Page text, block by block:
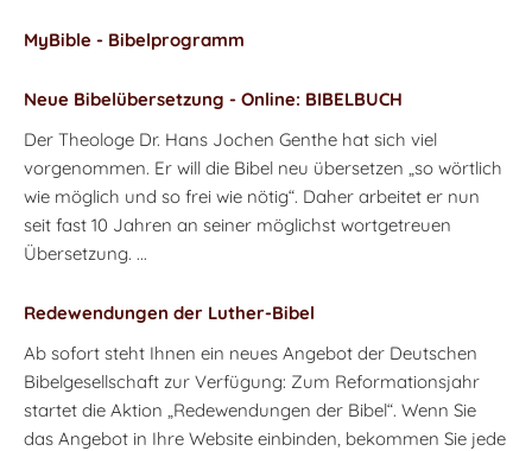
MyBible - Bibelprogramm
Neue Bibelübersetzung - Online: BIBELBUCH
Der Theologe Dr. Hans Jochen Genthe hat sich viel
vorgenommen. Er will die Bibel neu übersetzen „so wörtlich
wie möglich und so frei wie nötig“. Daher arbeitet er nun
seit fast 10 Jahren an seiner möglichst wortgetreuen
Übersetzung. ...
Redewendungen der Luther-Bibel
Ab sofort steht Ihnen ein neues Angebot der Deutschen
Bibelgesellschaft zur Verfügung: Zum Reformationsjahr
startet die Aktion „Redewendungen der Bibel“. Wenn Sie
das Angebot in Ihre Website einbinden, bekommen Sie jede